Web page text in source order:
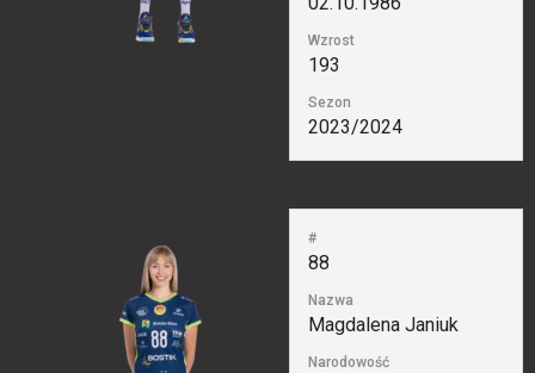
Wzrost
193
Sezon
2023/2024
#
88
Nazwa
Magdalena Janiuk
Narodowość